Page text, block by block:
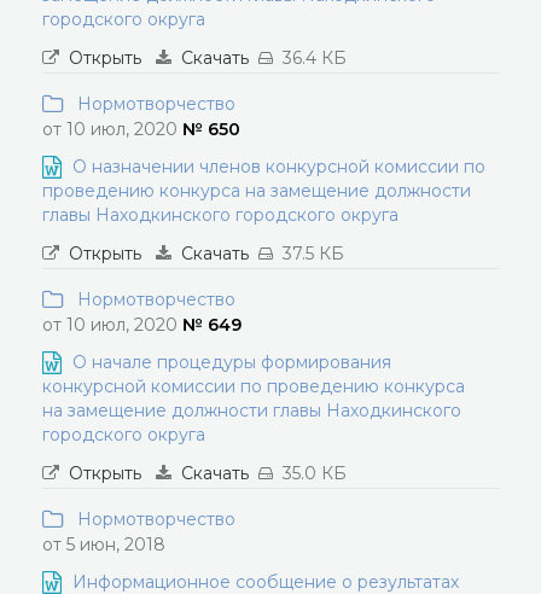
городского округа
Открыть
Скачать 36.4 КБ
Нормотворчество
от 10 июл, 2020 № 650
О назначении членов конкурсной комиссии по
проведению конкурса на замещение должности
главы Находкинского городского округа
Открыть
Скачать 37.5 КБ
Нормотворчество
от 10 июл, 2020 № 649
О начале процедуры формирования
конкурсной комиссии по проведению конкурса
на замещение должности главы Находкинского
городского округа
Открыть
Скачать 35.0 КБ
Нормотворчество
от 5 июн, 2018
Информационное сообщение о результатах